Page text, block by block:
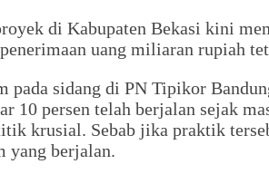
di Kabupaten Bekasi kini
uang miliaran rupiah
pada sidang di PN Tipikor
10 persen telah berjalan sejak
krusial. Sebab jika praktik
yang berjalan.